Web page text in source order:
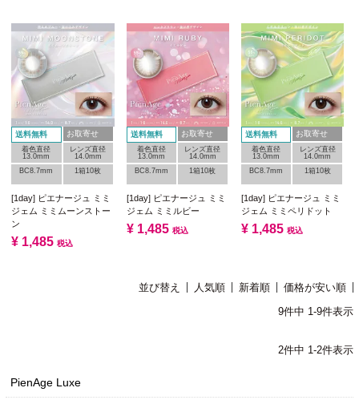
送料無料 お取寄せ
着色直径
13.0mm
レンズ直径
14.0mm
BC8.7mm
1箱10枚
[1day] ピエナージュ ミミ
ジェム ミミムーンストー
ン
¥ 1,485 税込
送料無料 お取寄せ
着色直径
13.0mm
レンズ直径
14.0mm
BC8.7mm
1箱10枚
[1day] ピエナージュ ミミ
ジェム ミミルビー
¥ 1,485 税込
送料無料 お取寄せ
着色直径
13.0mm
レンズ直径
14.0mm
BC8.7mm
1箱10枚
[1day] ピエナージュ ミミ
ジェム ミミペリドット
¥ 1,485 税込
並び替え 人気順 新着順
価格が安い順
9件中 1-9件表示
2件中 1-2件表示
PienAge Luxe